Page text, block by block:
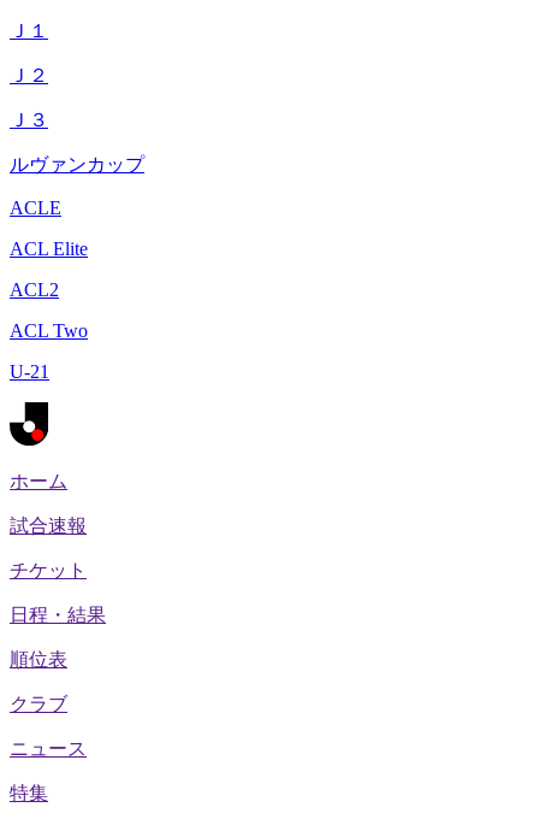
Ｊ１
Ｊ２
Ｊ３
ルヴァンカップ
ACLE
ACL Elite
ACL2
ACL Two
U-21
ホーム
試合速報
チケット
日程・結果
順位表
クラブ
ニュース
特集